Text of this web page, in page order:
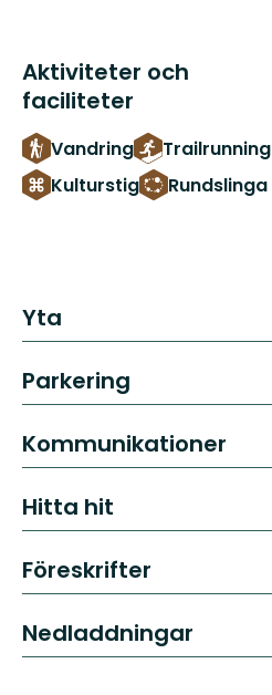
Aktiviteter och
faciliteter
Vandring
Trailrunning
Kulturstig
Rundslinga
Yta
Parkering
Kommunikationer
Hitta hit
Föreskrifter
Nedladdningar